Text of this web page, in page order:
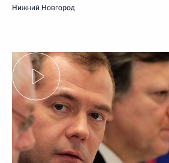
Нижний Новгород